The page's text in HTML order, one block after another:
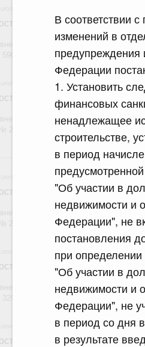
В соответствии
изменений в
предупреждения
Федерации
1. Установить
финансовых
ненадлежащее
строительстве,
в период
"Об участии в
недвижимости и
Федерации", не
постановления
при
"Об участии в
недвижимости и
Федерации", не
в период со дня
в результате
Правительства
внесении изменений в постановление
Правительства
внесении изменений в постановление
Правительства
внесении изменений в постановление
Правительства
внесении изменения в постановление
Правительства